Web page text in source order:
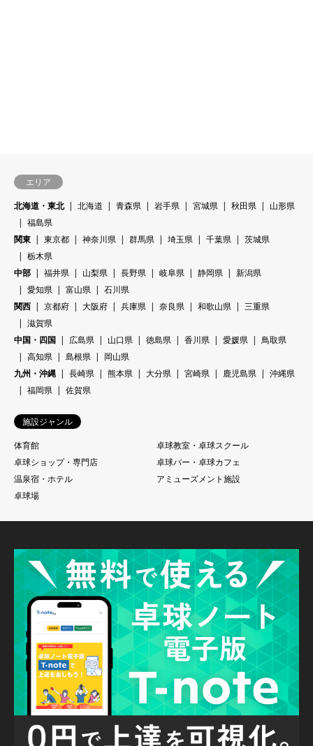
エリア
北海道・東北
北海道 青森県 岩手県 宮城県 秋田県
山形県
福島県
関東
東京都 神奈川県 群馬県 埼玉県 千葉県
茨城県
栃木県
中部
福井県 山梨県 長野県 岐阜県 静岡県
新潟県
愛知県
富山県
石川県
関西
京都府 大阪府 兵庫県 奈良県 和歌山県
三重県
滋賀県
中国・四国
広島県 山口県 徳島県 香川県 愛媛県
鳥取県
高知県
島根県
岡山県
九州・沖縄
長崎県 熊本県 大分県 宮崎県 鹿児島県
沖縄県
福岡県
佐賀県
施設ジャンル
体育館
卓球教室・卓球スクール
卓球ショップ・専門店
卓球バー・卓球カフェ
温泉宿・ホテル
アミューズメント施設
卓球場